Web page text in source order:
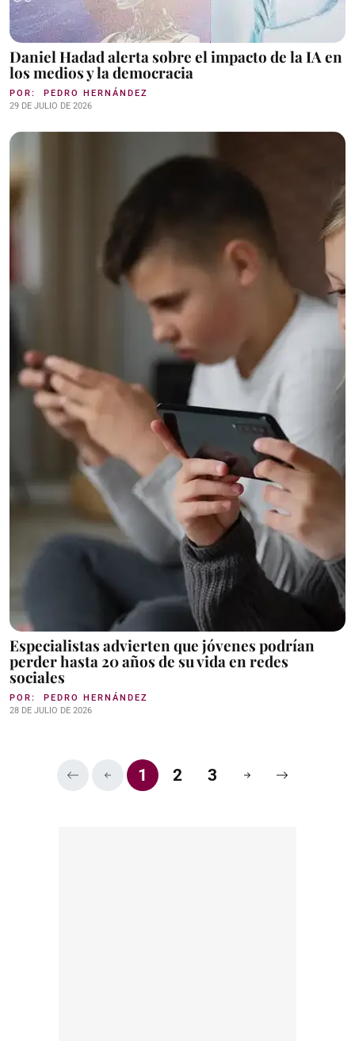
Daniel Hadad alerta sobre el impacto de la IA en
los medios y la democracia
POR: PEDRO HERNÁNDEZ
29 DE JULIO DE 2026
Especialistas advierten que jóvenes podrían
perder hasta 20 años de su vida en redes
sociales
POR: PEDRO HERNÁNDEZ
28 DE JULIO DE 2026
1 2 3